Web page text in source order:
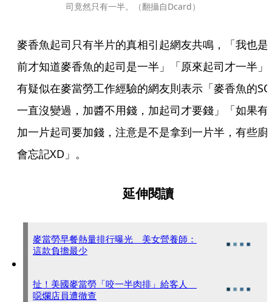
司竟然只有一半。（翻攝自Dcard）
麥香魚起司只有半片的真相引起網友共鳴，「我也是
前才知道麥香魚的起司是一半」「原來起司才一半」
有疑似在麥當勞工作經驗的網友則表示「麥香魚的
一直沒變過，加醬不用錢，加起司才要錢」「如果有
加一片起司要加錢，注意是不是拿到一片半，有些廚
會忘記XD」。
延伸閱讀
麥當勞早餐熱量排行曝光 美女營養師：
這款負擔最少
扯！美國麥當勞「咬一半肉排」給客人
噁爛店員遭徹查